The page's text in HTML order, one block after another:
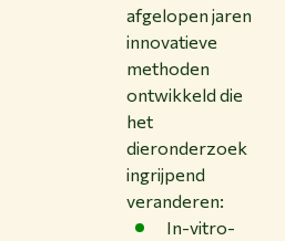
afgelopen jaren
innovatieve
methoden
ontwikkeld die
het
dieronderzoek
ingrijpend
veranderen:
In-vitro-